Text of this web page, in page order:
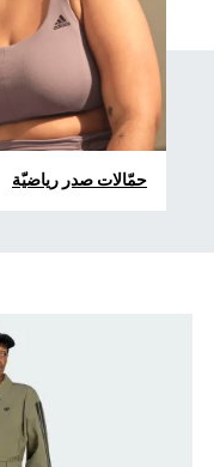
حمّالات صدر رياضيّة